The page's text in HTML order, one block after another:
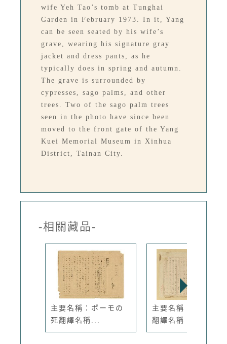
wife Yeh Tao’s tomb at Tunghai
Garden in February 1973. In it, Yang
can be seen seated by his wife’s
grave, wearing his signature gray
jacket and dress pants, as he
typically does in spring and autumn.
The grave is surrounded by
cypresses, sago palms, and other
trees. Two of the sago palm trees
seen in the photo have since been
moved to the front gate of the Yang
Kuei Memorial Museum in Xinhua
District, Tainan City.
-相關藏品-
主要名稱：ポーモの
死翻譯名稱...
主要名稱：蟻の普請
翻譯名稱：...